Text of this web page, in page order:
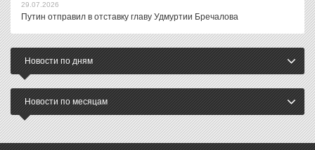
29.07.2026
Путин отправил в отставку главу Удмуртии Бречалова
Новости по дням
Новости по месяцам